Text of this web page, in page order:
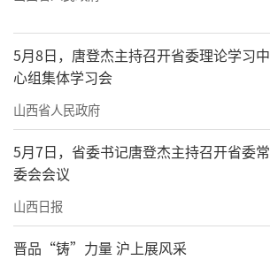
5月8日，唐登杰主持召开省委理论学习中
心组集体学习会
山西省人民政府
5月7日，省委书记唐登杰主持召开省委常
委会会议
山西日报
晋品“铸”力量 沪上展风采